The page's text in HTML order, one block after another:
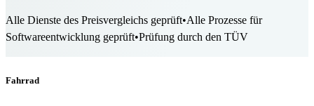
Alle Dienste des Preisvergleichs geprüft•Alle Prozesse für
Softwareentwicklung geprüft•Prüfung durch den TÜV
Fahrrad